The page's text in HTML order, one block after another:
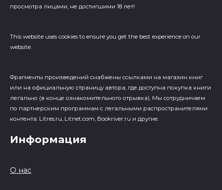
просмотра лицами, не достигшими 18 лет!
This website uses cookies to ensure you get the best experience on our
website.
Фрагменты произведений cнабжены ссылками на магазин книг
или на официальную страницу автора, где доступна покупка книги
легально (в конце ознакомительного отрывка). Мы сотрудничаем
по партнерским программам с легальными распространителями
контента: Litres.ru, Litnet.com, Bookriver.ru и другие.
Информация
О нас